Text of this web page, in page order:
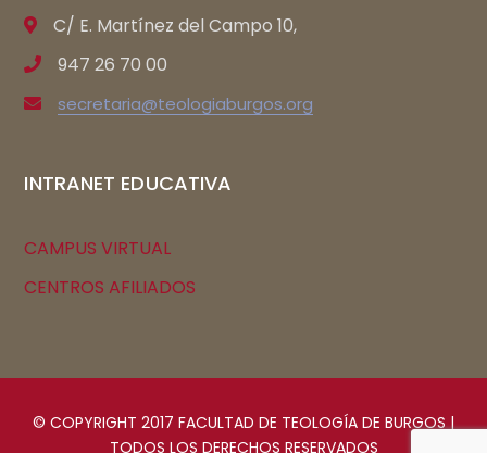
C/ E. Martínez del Campo 10,
947 26 70 00
secretaria@teologiaburgos.org
INTRANET EDUCATIVA
CAMPUS VIRTUAL
CENTROS AFILIADOS
© COPYRIGHT 2017 FACULTAD DE TEOLOGÍA DE BURGOS |
TODOS LOS DERECHOS RESERVADOS